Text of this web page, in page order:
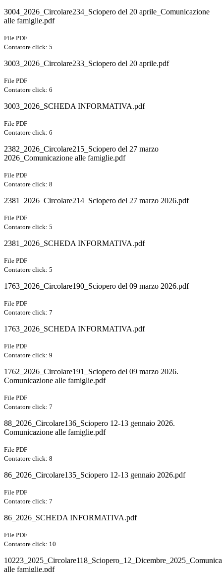
3004_2026_Circolare234_Sciopero del 20 aprile_Comunicazione
alle famiglie.pdf
File PDF
Contatore click: 5
3003_2026_Circolare233_Sciopero del 20 aprile.pdf
File PDF
Contatore click: 6
3003_2026_SCHEDA INFORMATIVA.pdf
File PDF
Contatore click: 6
2382_2026_Circolare215_Sciopero del 27 marzo
2026_Comunicazione alle famiglie.pdf
File PDF
Contatore click: 8
2381_2026_Circolare214_Sciopero del 27 marzo 2026.pdf
File PDF
Contatore click: 5
2381_2026_SCHEDA INFORMATIVA.pdf
File PDF
Contatore click: 5
1763_2026_Circolare190_Sciopero del 09 marzo 2026.pdf
File PDF
Contatore click: 7
1763_2026_SCHEDA INFORMATIVA.pdf
File PDF
Contatore click: 9
1762_2026_Circolare191_Sciopero del 09 marzo 2026.
Comunicazione alle famiglie.pdf
File PDF
Contatore click: 7
88_2026_Circolare136_Sciopero 12-13 gennaio 2026.
Comunicazione alle famiglie.pdf
File PDF
Contatore click: 8
86_2026_Circolare135_Sciopero 12-13 gennaio 2026.pdf
File PDF
Contatore click: 7
86_2026_SCHEDA INFORMATIVA.pdf
File PDF
Contatore click: 10
alle famiglie.pdf